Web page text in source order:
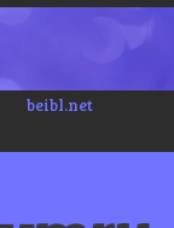
beibl.net